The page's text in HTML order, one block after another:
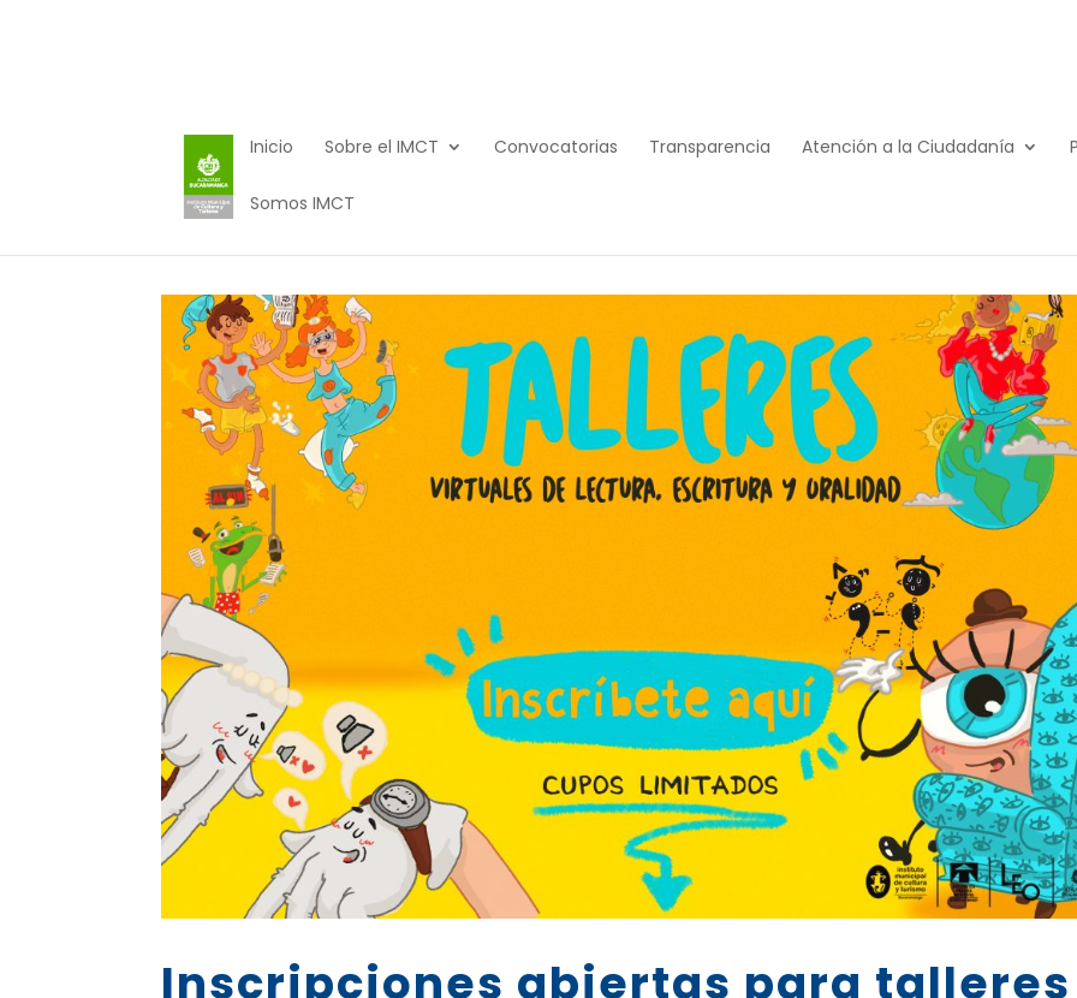
Inicio Sobre el IMCT Convocatorias Transparencia Atención a la Ciudadanía
Somos IMCT
Inscripciones abiertas para